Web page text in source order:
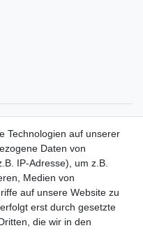
Technologien auf unserer
Daten von
IP-Adresse), um z.B.
Medien von
auf unsere Website zu
erst durch gesetzte
die wir in den